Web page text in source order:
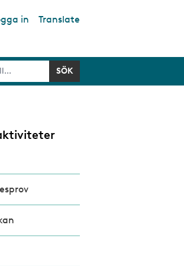
in Translate